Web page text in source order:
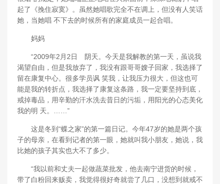
起了《挽住寂寞》。虽然她唱歌完全不在调上，但没有人笑话
她，当她唱 不下去的时候所有的家庭成员一起合唱。
妈妈
“2009年2月2日 阴天。今天是我解教的第一天，虽说我
渴望自由，但是我放弃了，我没有跟哥哥嫂子回家，我选择了
留在康复中心。很多学员讽 笑我，让我压力很大，但这也可
能是我的转折点，我选择了康复这条路，我一定要坚持到底，
戒掉毒品，用辛勤的汗水洗去昔日的污垢，用阳光的心态美化
我的明 天。……”
这是冬到“蝶之家”的第一篇日记。今年47岁的她是两个孩
子的母亲，在看到记者的第一眼，她就叫我小朋友，她说，我
比她的孩子其实也大不了多少。
“我以前和丈夫一起做蔬菜批发，他去南宁进货的时候，
带了白粉回来贩卖，我觉得很好奇就尝了几口，没想到就戒不